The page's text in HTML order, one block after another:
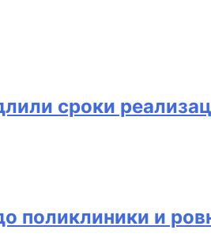
сроки
поликлиники и